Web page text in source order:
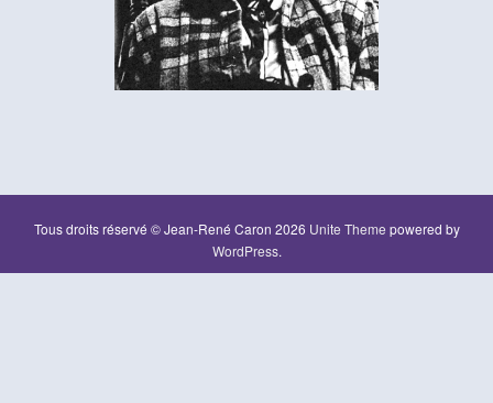
Tous droits réservé © Jean-René Caron 2026 Unite Theme powered by
WordPress.